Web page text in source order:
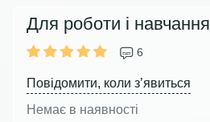
Для роботи і навчання
6
Повідомити, коли з’явиться
Немає в наявності